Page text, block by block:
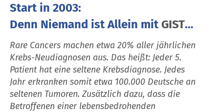
Start in 2003:
Denn Niemand ist Allein mitGIST…
Rare Cancers machen etwa 20% aller jährlichen
Krebs-Neudiagnosen aus. Das heißt: Jeder 5.
Patient hat eine seltene Krebsdiagnose. Jedes
Jahr erkranken somit etwa 100.000 Deutsche an
seltenen Tumoren. Zusätzlich dazu, dass die
Betroffenen einer lebensbedrohenden